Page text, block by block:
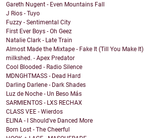
Gareth Nugent - Even Mountains Fall
J Rios - Tuyo
Fuzzy - Sentimental City
First Ever Boys - Oh Geez
Natalie Clark - Late Train
Almost Made the Mixtape - Fake It (Till You Make It)
milkshed. - Apex Predator
Cool Blooded - Radio Silence
MDNGHTMASS - Dead Hard
Darling Darlene - Dark Shades
Luz de Noche - Un Beso Más
SARMIENTOS - LXS RECHAX
CLASS VEE - Wierdos
ELINA - I Should've Danced More
Born Lost - The Cheerful